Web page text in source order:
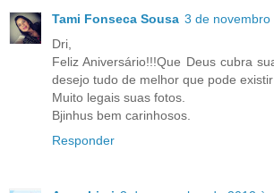
Tami Fonseca Sousa 3 de
Dri,
Feliz Aniversário!!!Que Deus cubra
desejo tudo de melhor que pode
Muito legais suas fotos.
Bjinhus bem carinhosos.
Responder